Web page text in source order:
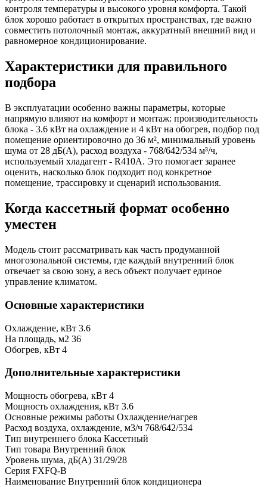
контроля температуры и высокого уровня комфорта. Такой
блок хорошо работает в открытых пространствах, где важно
совместить потолочный монтаж, аккуратный внешний вид и
равномерное кондиционирование.
Характеристики для правильного
подбора
В эксплуатации особенно важны параметры, которые
напрямую влияют на комфорт и монтаж: производительность
блока - 3.6 кВт на охлаждение и 4 кВт на обогрев, подбор под
помещение ориентировочно до 36 м², минимальный уровень
шума от 28 дБ(А), расход воздуха - 768/642/534 м³/ч,
используемый хладагент - R410A. Это помогает заранее
оценить, насколько блок подходит под конкретное
помещение, трассировку и сценарий использования.
Когда кассетный формат особенно
уместен
Модель стоит рассматривать как часть продуманной
многозональной системы, где каждый внутренний блок
отвечает за свою зону, а весь объект получает единое
управление климатом.
Основные характеристики
Охлаждение, кВт 3.6
На площадь, м2 36
Обогрев, кВт 4
Дополнительные характеристики
Мощность обогрева, кВт 4
Мощность охлаждения, кВт 3.6
Основные режимы работы Охлаждение/нагрев
Расход воздуха, охлаждение, м3/ч 768/642/534
Тип внутреннего блока Кассетный
Тип товара Внутренний блок
Уровень шума, дБ(А) 31/29/28
Серия FXFQ-B
Наименование Внутренний блок кондиционера